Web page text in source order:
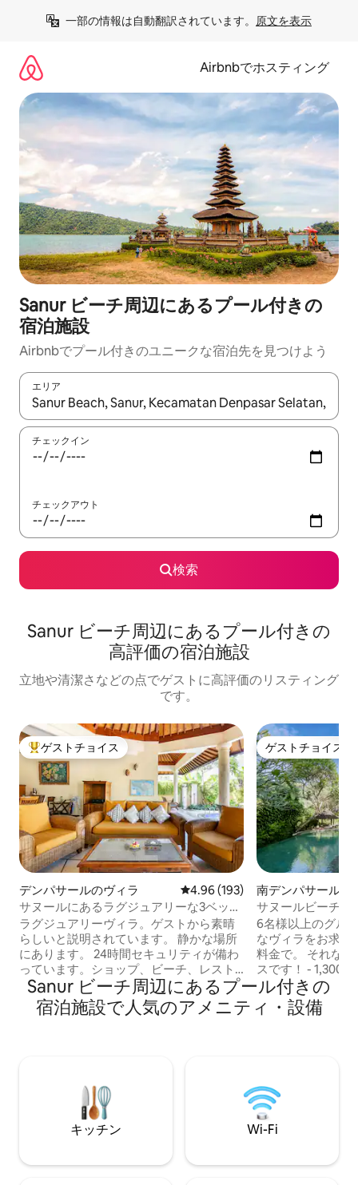
一部の情報は自動翻訳されています。 原文を表示
Airbnbでホスティング
Sanur ビーチ周辺にあるプール付きの
宿泊施設
Airbnbでプール付きのユニークな宿泊先を見つけよう
エリア
検索結果が表示されたら、上下の矢印キーを使って移動するか
チェックイン
チェックアウト
検索
Sanur ビーチ周⁠辺⁠にあ⁠るプ⁠ー⁠ル⁠付⁠き⁠の
高⁠評⁠価⁠の宿⁠泊⁠施⁠設
立地や清潔さなどの点でゲストに高評価のリスティング
です。
大好評のゲストチョイスです。
ゲストチョイス
デンパサールのヴィラ レビュー193件、5つ星中4.96つ
4.96 (193)
サヌールにあるラグジュアリーな3ベッド
ルームのヴィラで、お店まで徒歩で行け
ます
ラグジュアリーヴィラ。ゲストから素晴
らしいと説明されています。 静かな場所
にあります。 24時間セキュリティが備わ
っています。ショップ、ビーチ、レスト
ラン、ハウスキーパーデイリーまで徒歩
圏内です。安全な場所での短期レンタ
ル、設備の整ったキッケン、専用プール
ハウスキーピングをすべて行います 日々
のニーズのすべてのショッピングなどに
対応します
ゲストチョイス
ゲストチョイス
南デンパサールの
サヌールビーチ近
ヴィラ-50%d%d
6名様以上のグル
なヴィラをお求め
料金で。 それな
スです！ - 1,300平方メートルの物件を、
あなただけでご
室、すべてスイ
専用プールがあり
間を共有する場
掲載されたばかり
ン価格でご予約く
Sanur ビーチ周⁠辺⁠にあ⁠るプ⁠ー⁠ル⁠付⁠き⁠の
宿⁠泊⁠施⁠設⁠で人⁠気⁠のア⁠メ⁠ニ⁠テ⁠ィ・設⁠備
キッチン Wi-Fi